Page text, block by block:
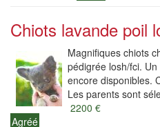
Chiots lavande poil
Magnifiques chiots
pédigrée losh/fci.
encore disponibles.
Les parents sont
2200 €
Agréé